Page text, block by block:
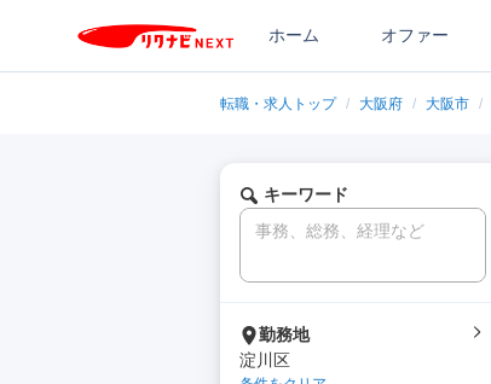
ホーム オファー
転職・求人トップ / 大阪府 / 大阪市 /
キーワード
勤務地
淀川区